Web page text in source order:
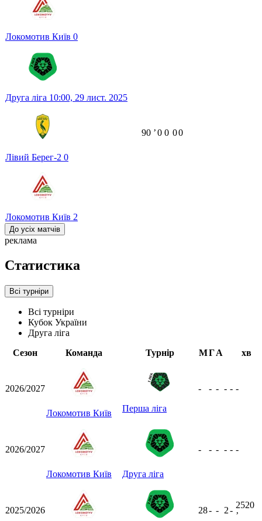
Локомотив Київ 0
Друга ліга 10:00, 29 лист. 2025
Лівий Берег-2 0
Локомотив Київ 2
90 ʼ0 0 00
До усіх матчів
реклама
Статистика
Всі турніри
Всі турніри
Кубок України
Друга ліга
Сезон
Команда Турнір МГА хв
2026/2027
Локомотив Київ Перша ліга
- - - - - -
2026/2027
Локомотив Київ Друга ліга
- - - - - -
2025/2026 28- - 2-
2520
ʼ